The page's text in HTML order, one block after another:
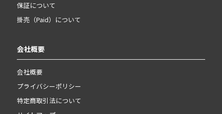
保証について
掛売（Paid）について
会社概要
会社概要
プライバシーポリシー
特定商取引法について